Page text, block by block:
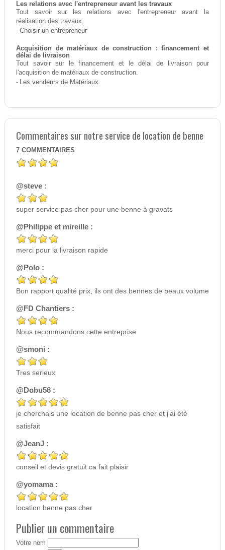
Les relations avec l'entrepreneur avant les travaux
Tout savoir sur les relations avec l'entrepreneur avant la
réalisation des travaux.
- Choisir un entrepreneur
Acquisition de matériaux de construction : financement et
délai de livraison
Tout savoir sur le financement et le délai de livraison pour
l'acquisition de matériaux de construction.
- Les vendeurs de Matériaux
Commentaires sur notre service de location de benne
7 COMMENTAIRES
@steve :
super service pas cher pour une benne à gravats
@Philippe et mireille :
merci pour la livraison rapide
@Polo :
Bon rapport qualité prix, ils ont des bennes de beaux volume
@FD Chantiers :
Nous recommandons cette entreprise
@smoni :
Tres serieux
@Dobu56 :
je cherchais une location de benne pas cher et j'ai été
satisfait
@JeanJ :
conseil et devis gratuit ca fait plaisir
@yomama :
location benne pas cher
Publier un commentaire
Votre nom